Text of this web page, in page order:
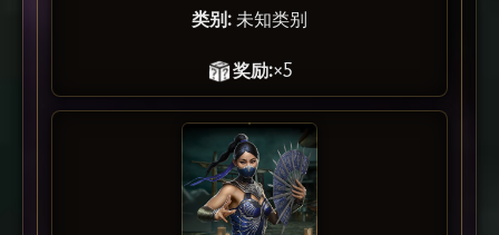
类别: 未知类别
奖励:×5